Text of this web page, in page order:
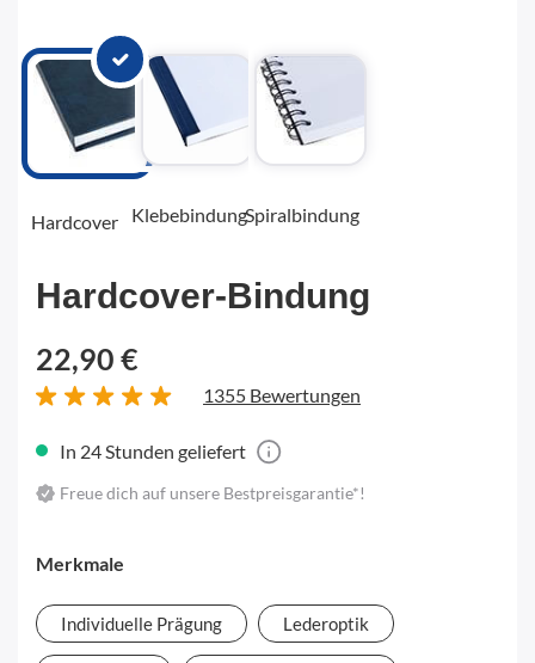
Hardcover KlebebindungSpiralbindung
Hardcover-Bindung
22,90 €
1355 Bewertungen
In 24 Stunden geliefert
Freue dich auf unsere Bestpreisgarantie*!
Merkmale
Individuelle Prägung Lederoptik